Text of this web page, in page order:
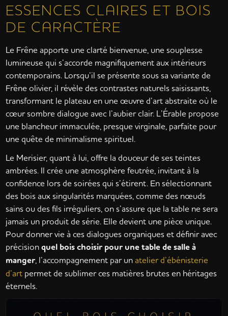
ESSENCES CLAIRES ET BOIS
DE CARACTÈRE
Le Frêne apporte une clarté bienvenue, une souplesse
lumineuse qui s’accorde magnifiquement aux intérieurs
contemporains. Lorsqu’il se présente sous sa variante de
Frêne olivier, il révèle des contrastes naturels saisissants,
transformant le plateau en une œuvre d’art abstraite où le
cœur sombre dialogue avec l’aubier clair. L’Érable propose
une blancheur immaculée, presque virginale, parfaite pour
une quête de minimalisme spirituel.
Le Merisier, quant à lui, offre la douceur de ses teintes
ambrées. Il crée une atmosphère feutrée, invitant à la
confidence lors de soirées qui s’étirent. En sélectionnant
des bois aux singularités marquées, comme des nœuds
sains ou des fils irréguliers, on s’assure que la table ne sera
jamais un produit de série. Elle devient une pièce unique.
Pour donner vie à ces dialogues organiques et définir avec
précisionquel bois choisir pour une table de salle à
manger, l’accompagnement par unatelier d’ébénisterie
d’art permet de sublimer ces matières brutes en héritages
éternels.